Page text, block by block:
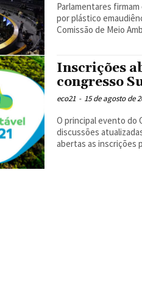
Parlamentares
por plástico
Comissão de Meio
Inscrições
congresso
eco21 - 15 de agosto de
O principal evento do
discussões atualizadas
abertas as inscrições